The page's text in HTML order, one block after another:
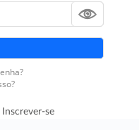
Inscrever-se